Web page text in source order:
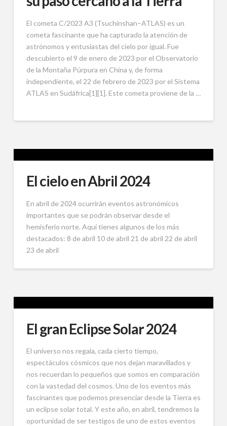
El cometa C/2023 A3 (Tsuchinshan–ATLAS) es un
cometa fascinante que ha capturado la atención de
astrónomos y entusiastas del cielo por igual. Fue
descubierto el 9 de enero de 2023 por el Observatorio
de la Montaña Púrpura en China y, de forma
independiente, el 22 de febrero de 2023 por el Sistema
ATLAS en Sudáfrica[1][1]. Este cometa proviene de la …
El cielo en Abril 2024
En abril de 2024 ocurrirán eventos astronómicos
importantes que se podrán observar desde el
hemisferio norte. Aquí tienes algunos de los más
destacados: 8 de abril 10 de abril 21 de abril 22 de abril
23 de abril
El gran Eclipse Solar 2024
El universo nos regala, cada cierto tiempo,
espectáculos cósmicos que nos dejan maravillados y
nos recuerdan lo pequeños que somos en comparación
con la vastedad del cosmos. Uno de los eventos más
fascinantes que podemos presenciar desde la Tierra es
un eclipse solar total. Y este año, en abril, tendremos la
oportunidad de ser testigos de uno de estos eventos